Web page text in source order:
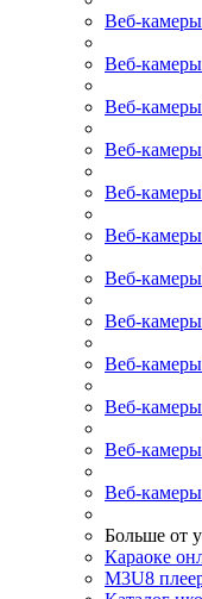
Веб-
Веб-
Веб-
Веб-
Веб-
Веб-
Веб-
Веб-
Веб-
Веб-
Веб-
Веб-
Больше от
Караоке
M3U8